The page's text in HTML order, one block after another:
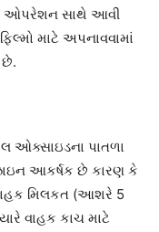
ઓપરેશન સાથે આવી
માટે અપનાવવામાં
છે.
ઓક્સાઇડના પાતળા
આકર્ષક છે કારણ કે
મિલકત (આશરે 5
વાહક કાચ માટે